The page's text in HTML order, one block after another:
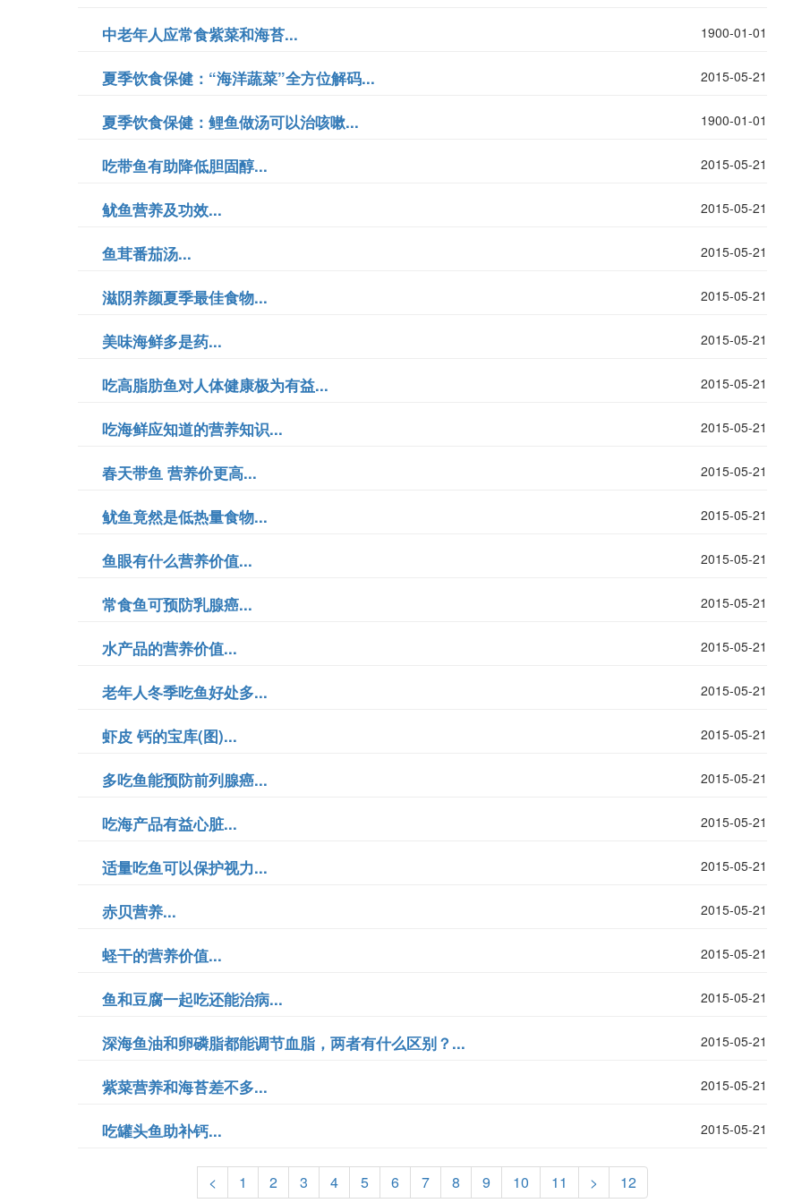
中老年人应常食紫菜和海苔... 1900-01-01
夏季饮食保健：“海洋蔬菜”全方位解码... 2015-05-21
夏季饮食保健：鲤鱼做汤可以治咳嗽... 1900-01-01
吃带鱼有助降低胆固醇... 2015-05-21
鱿鱼营养及功效... 2015-05-21
鱼茸番茄汤... 2015-05-21
滋阴养颜夏季最佳食物... 2015-05-21
美味海鲜多是药... 2015-05-21
吃高脂肪鱼对人体健康极为有益... 2015-05-21
吃海鲜应知道的营养知识... 2015-05-21
春天带鱼 营养价更高... 2015-05-21
鱿鱼竟然是低热量食物... 2015-05-21
鱼眼有什么营养价值... 2015-05-21
常食鱼可预防乳腺癌... 2015-05-21
水产品的营养价值... 2015-05-21
老年人冬季吃鱼好处多... 2015-05-21
虾皮 钙的宝库(图)... 2015-05-21
多吃鱼能预防前列腺癌... 2015-05-21
吃海产品有益心脏... 2015-05-21
适量吃鱼可以保护视力... 2015-05-21
赤贝营养... 2015-05-21
蛏干的营养价值... 2015-05-21
鱼和豆腐一起吃还能治病... 2015-05-21
深海鱼油和卵磷脂都能调节血脂，两者有什么区别？... 2015-05-21
紫菜营养和海苔差不多... 2015-05-21
吃罐头鱼助补钙... 2015-05-21
< 1 2 3 4 5 6 7 8 9 10 11 > 12